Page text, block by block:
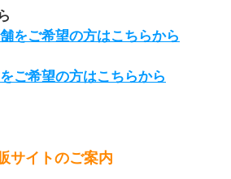
をご希望の方はこちらから
ご希望の方はこちらから
サイトのご案内